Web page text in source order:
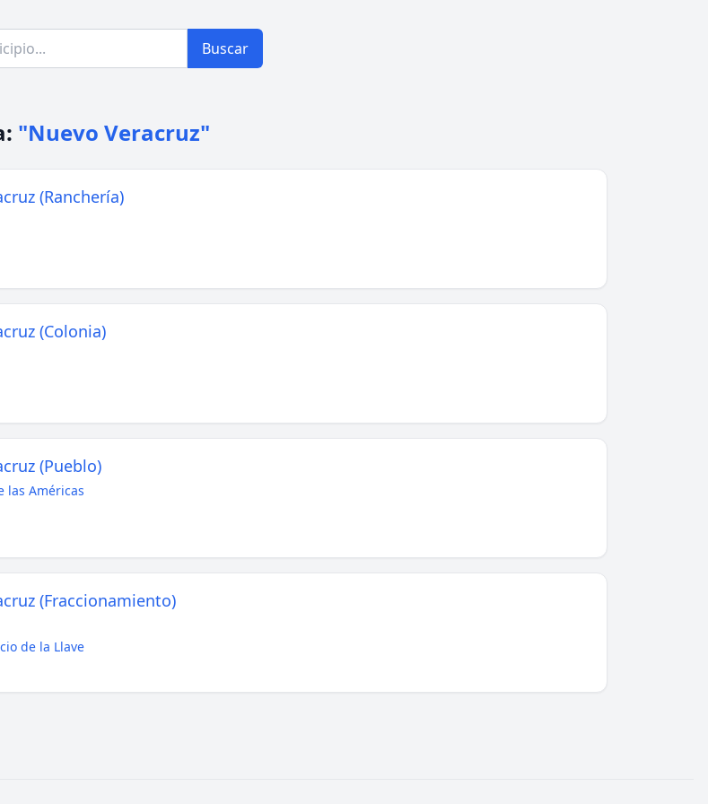
Buscar
"Nuevo Veracruz"
(Ranchería)
(Colonia)
(Pueblo)
las Américas
(Fraccionamiento)
de la Llave